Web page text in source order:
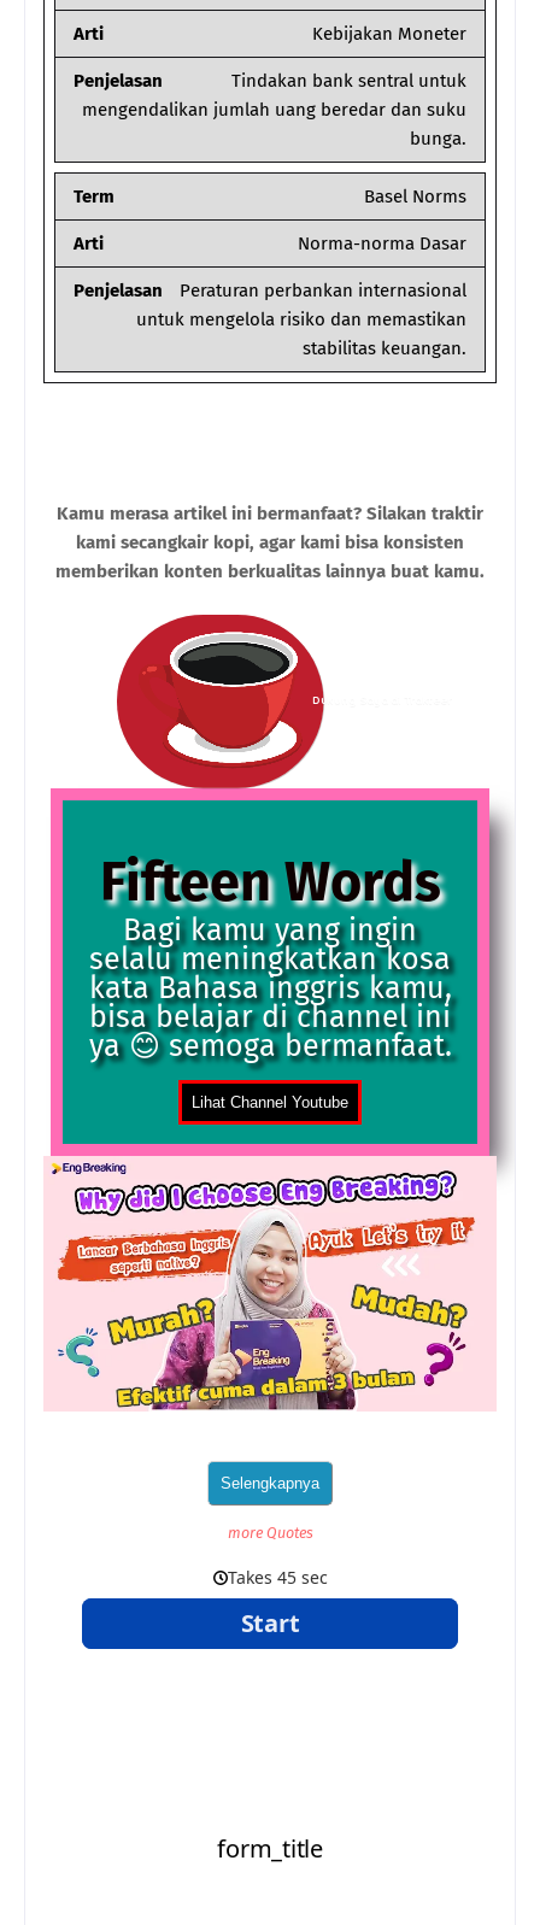
Arti Kebijakan Moneter
Penjelasan
Tindakan bank sentral untuk
mengendalikan jumlah uang beredar dan suku
bunga.
Term Basel Norms
Arti Norma-norma Dasar
Penjelasan
Peraturan perbankan internasional
untuk mengelola risiko dan memastikan
stabilitas keuangan.
Kamu merasa artikel ini bermanfaat? Silakan traktir
kami secangkair kopi, agar kami bisa konsisten
memberikan konten berkualitas lainnya buat kamu.
Dukung Saya di Trakteer
Fifteen Words
Bagi kamu yang ingin
selalu meningkatkan kosa
kata Bahasa inggris kamu,
bisa belajar di channel ini
ya 😊 semoga bermanfaat.
more Quotes